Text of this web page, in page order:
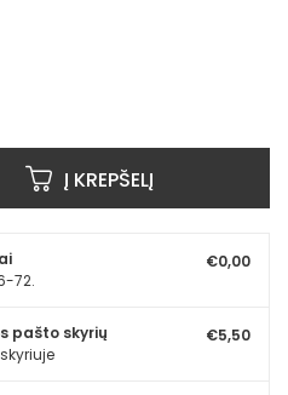
Į KREPŠELĮ
72.
€0,00
pašto skyrių
€5,50